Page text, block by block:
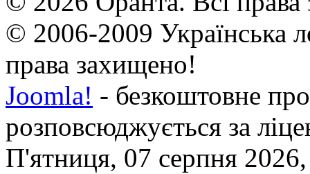
© 2006-2009 Українська
права захищено!
Joomla! - безкоштовне
розповсюджується за
П'ятниця, 07 серпня